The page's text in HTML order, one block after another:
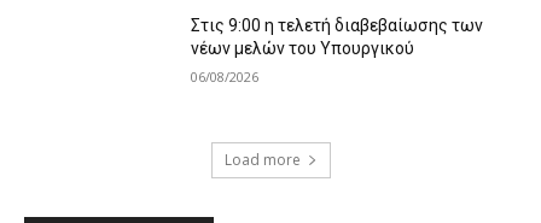
Στις 9:00 η τελετή διαβεβαίωσης των
νέων μελών του Υπουργικού
06/08/2026
Load more